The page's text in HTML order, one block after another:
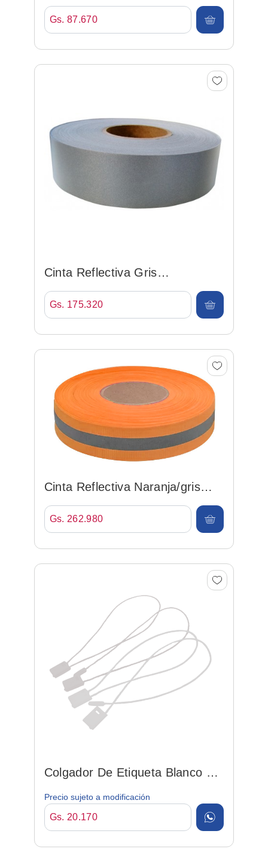
25mm*100mt
Gs. 87.670
Cinta Reflectiva Gris
50mm*100mt
Gs. 175.320
Cinta Reflectiva Naranja/gris
50mm*100mt
Gs. 262.980
Colgador De Etiqueta Blanco C/
Precio sujeto a modificación
Gs. 20.170